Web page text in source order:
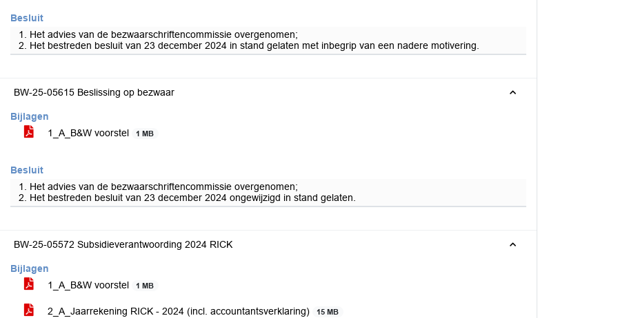
Besluit
1. Het advies van de bezwaarschriftencommissie overgenomen;
2. Het bestreden besluit van 23 december 2024 in stand gelaten met inbegrip van een nadere motivering.
BW-25-05615 Beslissing op bezwaar
Bijlagen
1_A_B&W voorstel
1 MB
Besluit
1. Het advies van de bezwaarschriftencommissie overgenomen;
2. Het bestreden besluit van 23 december 2024 ongewijzigd in stand gelaten.
BW-25-05572 Subsidieverantwoording 2024 RICK
Bijlagen
1_A_B&W voorstel
1 MB
2_A_Jaarrekening RICK - 2024 (incl. accountantsverklaring) 15 MB